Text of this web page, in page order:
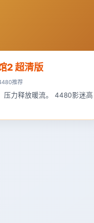
2 超清版
推荐
压力释放暖流。 4480影迷高